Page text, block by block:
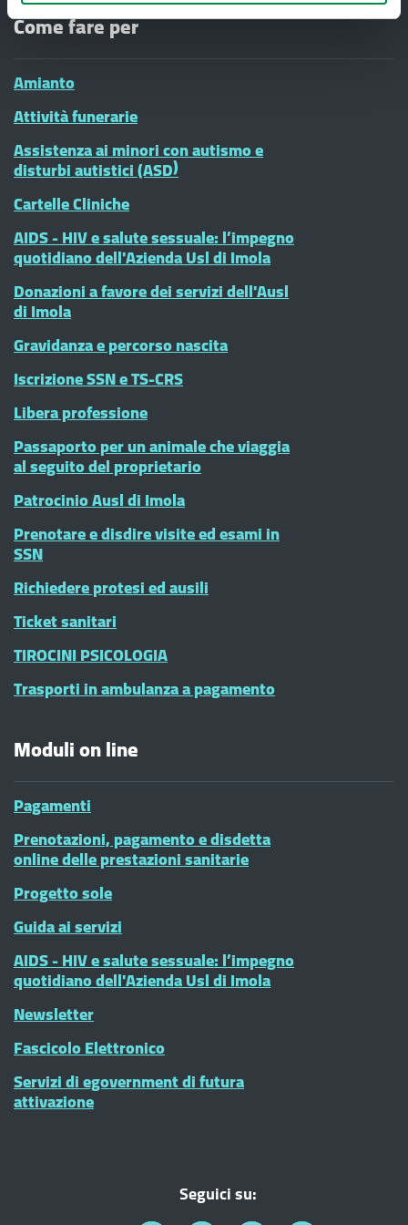
Come fare per
Amianto
Attività funerarie
Assistenza ai minori con autismo e
disturbi autistici (ASD)
Cartelle Cliniche
AIDS - HIV e salute sessuale: l’impegno
quotidiano dell'Azienda Usl di Imola
Donazioni a favore dei servizi dell'Ausl
di Imola
Gravidanza e percorso nascita
Iscrizione SSN e TS-CRS
Libera professione
Passaporto per un animale che viaggia
al seguito del proprietario
Patrocinio Ausl di Imola
Prenotare e disdire visite ed esami in
SSN
Richiedere protesi ed ausili
Ticket sanitari
TIROCINI PSICOLOGIA
Trasporti in ambulanza a pagamento
Moduli on line
Pagamenti
Prenotazioni, pagamento e disdetta
online delle prestazioni sanitarie
Progetto sole
Guida ai servizi
AIDS - HIV e salute sessuale: l’impegno
quotidiano dell'Azienda Usl di Imola
Newsletter
Fascicolo Elettronico
Servizi di egovernment di futura
attivazione
Seguici su: